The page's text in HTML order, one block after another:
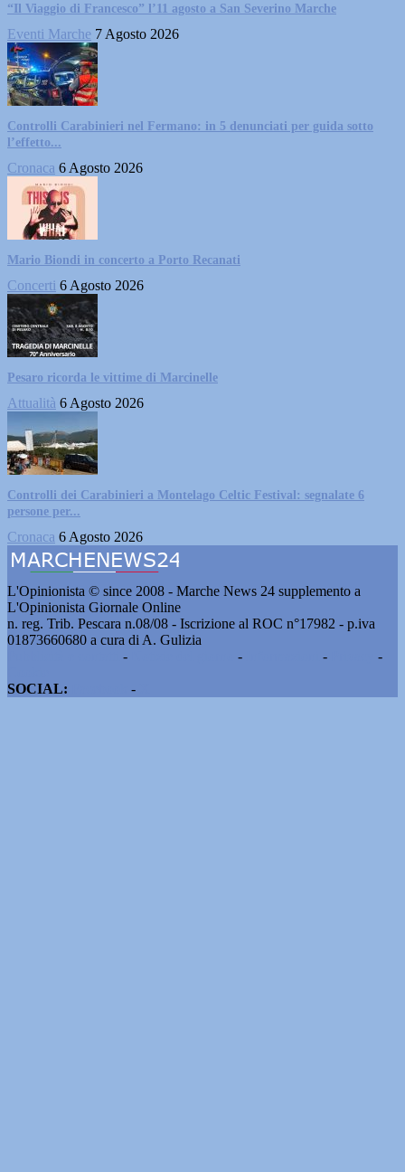
“Il Viaggio di Francesco” l’11 agosto a San Severino Marche
Eventi Marche 7 Agosto 2026
Controlli Carabinieri nel Fermano: in 5 denunciati per guida sotto
l’effetto...
Cronaca 6 Agosto 2026
Mario Biondi in concerto a Porto Recanati
Concerti 6 Agosto 2026
Pesaro ricorda le vittime di Marcinelle
Attualità 6 Agosto 2026
Controlli dei Carabinieri a Montelago Celtic Festival: segnalate 6
persone per...
Cronaca 6 Agosto 2026
L'Opinionista © since 2008 - Marche News 24 supplemento a
L'Opinionista Giornale Online
n. reg. Trib. Pescara n.08/08 - Iscrizione al ROC n°17982 - p.iva
01873660680 a cura di A. Gulizia
- - -
-
SOCIAL:
-